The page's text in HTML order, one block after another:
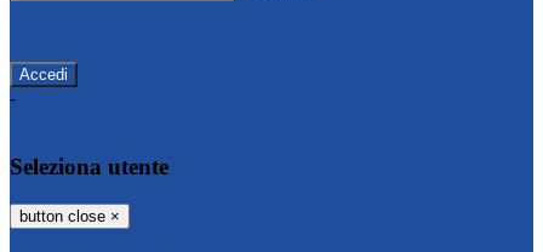
-
Seleziona utente
button close ×